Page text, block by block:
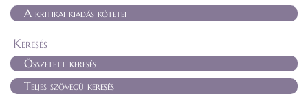
A kritikai kiadás kötetei
Keresés
Összetett keresés
Teljes szövegű keresés